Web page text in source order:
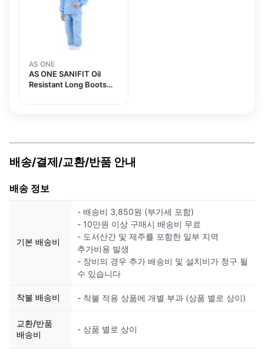
AS ONE
AS ONE SANIFIT Oil
Resistant Long Boots
배송/결제/교환/반품 안내
배송 정보
기본 배송비
- 배송비 3,850원 (부가세 포함)
- 10만원 이상 구매시 배송비 무료
- 도서산간 및 제주를 포함한 일부 지역
추가비용 발생
- 장비의 경우 추가 배송비 및 설치비가 청구 될
수 있습니다
착불 배송비 - 착불 적용 상품에 개별 부과 (상품 별로 상이)
교환/반품
배송비
- 상품 별로 상이